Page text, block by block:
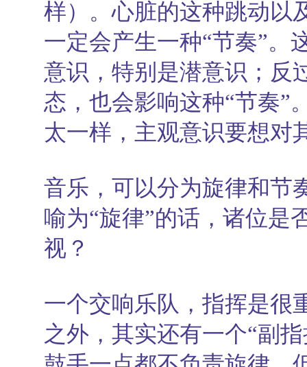
样）。心脏的这种跳动以
一定会产生一种“节奏”。
意识，特别是潜意识；反
态，也会影响这种“节奏”
太一样，主观意识要想对
音乐，可以分为旋律和节
喻为“旋律”的话，诸位是
视？
一个交响乐队，指挥是很
之外，其实还有一个“副